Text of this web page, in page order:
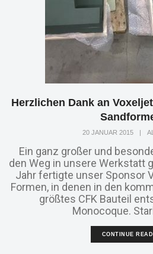
Herzlichen Dank an
20 JANUAR 2015 |
Ein ganz großer und
den Weg in unsere Werkstatt
Jahr fertigte unser Sponsor
Formen, in denen in den
größtes CFK Bauteil
Monocoque.
CONTINUE